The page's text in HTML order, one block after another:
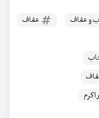
و عفاف
عفاف
اکرم